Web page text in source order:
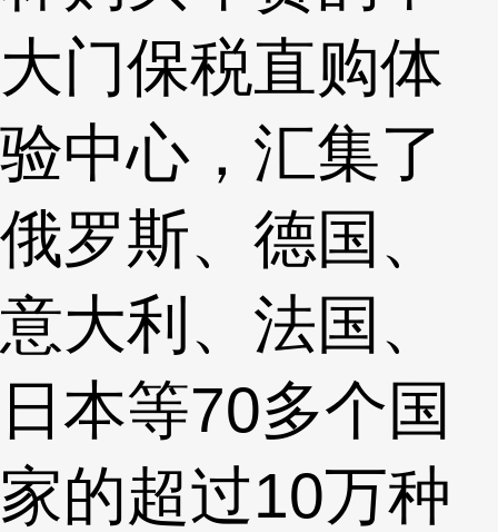
大门保税直购体
验中心，汇集了
俄罗斯、德国、
意大利、法国、
日本等70多个国
家的超过10万种